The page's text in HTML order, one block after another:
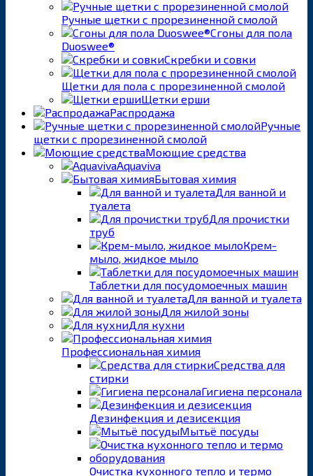
Ручные щетки с прорезиненной смолой
Сгоны для пола
Duoswee®
Скребки и совки
Щетки для пола с прорезиненной смолой
Щетки ерши
Распродажа
Ручные
щетки с прорезиненной смолой
Моющие средства
Aquaviva
Бытовая химия
Для ванной и
туалета
Для прочистки
труб
Крем-
мыло, жидкое мыло
Таблетки для посудомоечных машин
Для ванной и туалета
Для жилой зоны
Для кухни
Профессиональная химия
Средства для
стирки
Гигиена персонала
Дезинфекция и дезисекция
Мытьё посуды
Очистка кухонного тепло и термо